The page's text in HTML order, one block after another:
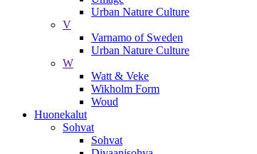
Urban Nature Culture
V
Varnamo of Sweden
Urban Nature Culture
W
Watt & Veke
Wikholm Form
Woud
Huonekalut
Sohvat
Sohvat